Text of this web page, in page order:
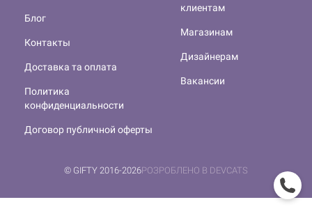
клиентам
Магазинам
Дизайнерам
Вакансии
Блог
Контакты
Доставка та оплата
Политика
конфиденциальности
Договор публичной оферты
© GIFTY 2016-2026РОЗРОБЛЕНО В DEVCATS